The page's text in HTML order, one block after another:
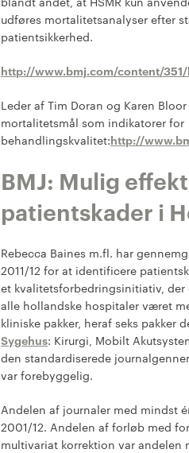
udføres mortalitetsanalyser efter
patientsikkerhed.
http://www.bmj.com/content/
Leder af Tim Doran og Karen
mortalitetsmål som indikatorer for
behandlingskvalitet:http://
BMJ: Mulig
patientskader i
Rebecca Baines m.fl. har
2011/12 for at identificere
et kvalitetsforbedringsinitiativ,
alle hollandske hospitaler været
kliniske pakker, heraf seks pakker
Sygehus: Kirurgi, Mobilt
den standardiserede
var forebyggelig.
Andelen af journaler med mindst
2001/12. Andelen af forløb med
multivariat korrektion var andelen